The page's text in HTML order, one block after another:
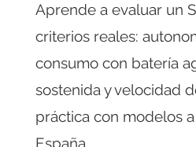
Aprende a evaluar un
criterios reales:
consumo con batería
sostenida y velocidad
práctica con modelos
España.